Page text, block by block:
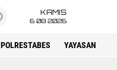
KAMIS
6 08 2026
POLRESTABES YAYASAN